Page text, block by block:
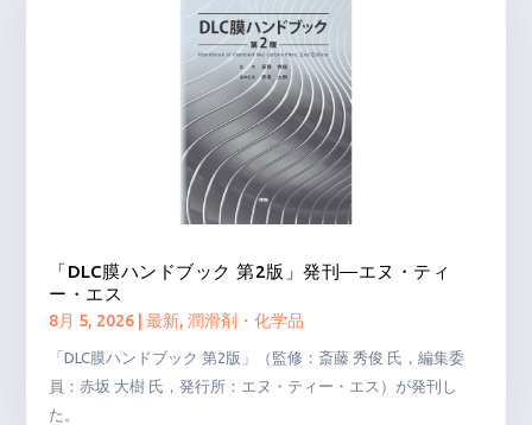
「DLC膜ハンドブック 第2版」発刊―エヌ・ティ
ー・エス
8月 5, 2026 |最新,潤滑剤・化学品
「DLC膜ハンドブック 第2版」（監修：斎藤 秀俊 氏，編集委
員：赤坂 大樹 氏，発行所：エヌ・ティー・エス）が発刊し
た。